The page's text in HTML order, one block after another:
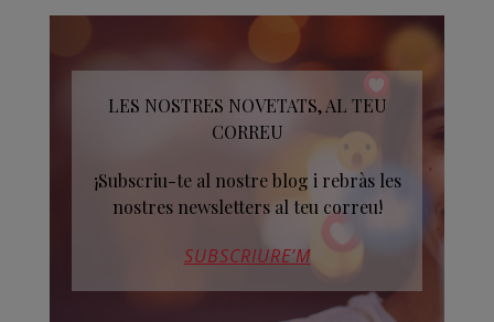
LES NOSTRES NOVETATS, AL TEU
CORREU
¡Subscriu-te al nostre blog i rebràs les
nostres newsletters al teu correu!
SUBSCRIURE’M